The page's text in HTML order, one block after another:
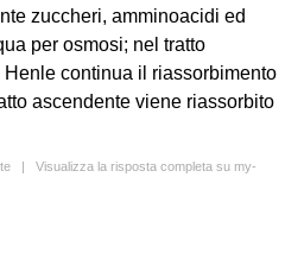
zuccheri, amminoacidi ed
per osmosi; nel tratto
continua il riassorbimento
ascendente viene riassorbito
| Visualizza la risposta completa su my-